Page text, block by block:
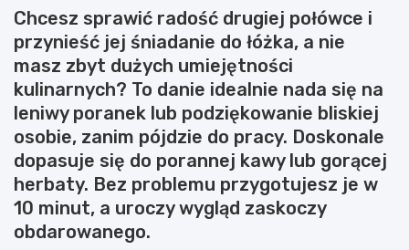
Chcesz sprawić radość drugiej połówce i
przynieść jej śniadanie do łóżka, a nie
masz zbyt dużych umiejętności
kulinarnych? To danie idealnie nada się na
leniwy poranek lub podziękowanie bliskiej
osobie, zanim pójdzie do pracy. Doskonale
dopasuje się do porannej kawy lub gorącej
herbaty. Bez problemu przygotujesz je w
10 minut, a uroczy wygląd zaskoczy
obdarowanego.